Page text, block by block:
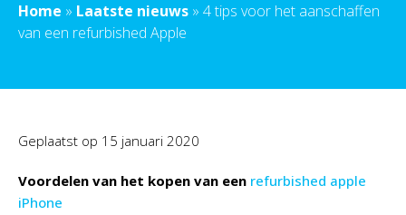
Home » Laatste nieuws » 4 tips voor het aanschaffen
van een refurbished Apple
Geplaatst op 15 januari 2020
Voordelen van het kopen van een refurbished apple
iPhone